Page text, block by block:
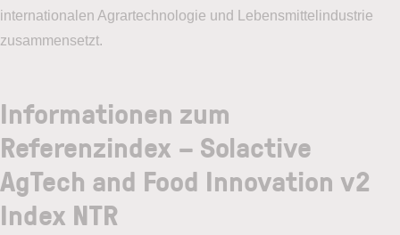
internationalen Agrartechnologie und Lebensmittelindustrie
zusammensetzt.
Informationen zum
Referenzindex – Solactive
AgTech and Food Innovation v2
Index NTR